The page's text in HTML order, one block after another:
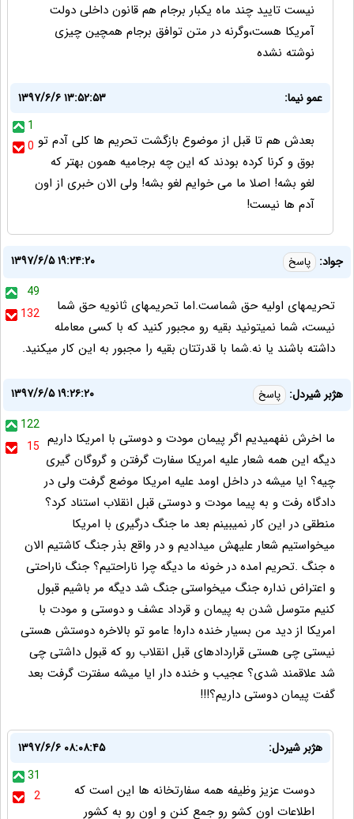
نیست تایید چند ماه یکبار برجام هم قانون داخلی دولت
آمریکا هست،وگرنه در متن توافق برجام همچین چیزی
نوشته نشده
عمو نیما:
۱۳۹۷/۶/۶ ۱۳:۵۲:۵۳
1
0 بعدش هم تا قبل از موضوع بازگشت تحریم ها کلی آدم تو
بوق و کرنا کرده بودند که این چه برجامیه همون بهتر که
لغو بشه! اصلا ما می خوایم لغو بشه! ولی الان خبری از اون
آدم ها نیست!
جواد: پاسخ
۱۳۹۷/۶/۵ ۱۹:۲۴:۲۰
49
132
تحریمهای اولیه حق شماست.اما تحریمهای ثانویه حق شما
نیست، شما نمیتونید بقیه رو مجبور کنید که با کسی معامله
داشته باشند یا نه.شما با قدرتتان بقیه را مجبور به این کار میکنید.
هژبر شیردل: پاسخ
۱۳۹۷/۶/۵ ۱۹:۲۶:۲۰
122
15 ما اخرش نفهمیدیم اگر پیمان مودت و دوستی با امریکا داریم
دیگه این همه شعار علیه امریکا سفارت گرفتن و گروگان گیری
چیه؟ ایا میشه در داخل اومد علیه امریکا موضع گرفت ولی در
دادگاه رفت و به پیما مودت و دوستی قبل انقلاب استناد کرد؟
منطقی در این کار نمیبینم بعد ما جنگ درگیری با امریکا
میخواستیم شعار علیهش میدادیم و در واقع بذر جنگ کاشتیم الان
ه جنگ .تحریم امده در خونه ما دیگه چرا ناراحتیم؟ جنگ ناراحتی
و اعتراض نداره جنگ میخواستی جنگ شد دیگه مر باشیم قبول
کنیم متوسل شدن به پیمان و قرداد عشف و دوستی و مودت با
امریکا از دید من بسیار خنده داره! عامو تو بالاخره دوستش هستی
نیستی چی هستی قراردادهای قبل انقلاب رو که قبول داشتی چی
شد علاقمند شدی؟ عجیب و خنده دار ایا میشه سفترت گرفت بعد
گفت پیمان دوستی داریم؟!!!
هژبر شیردل:
۱۳۹۷/۶/۶ ۰۸:۰۸:۴۵
31
2
دوست عزیز وظیفه همه سفارتخانه ها این است که
اطلاعات اون کشو رو جمع کنن و اون رو به کشور